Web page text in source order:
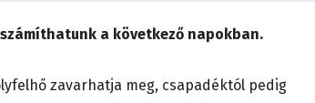
a következő napokban.
zavarhatja meg, csapadéktól pedig